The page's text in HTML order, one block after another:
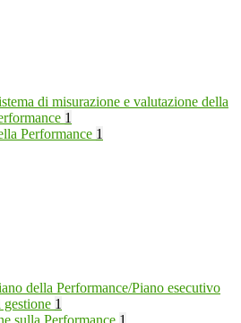
di misurazione e valutazione della
1
Performance 1
della Performance/Piano esecutivo
gestione 1